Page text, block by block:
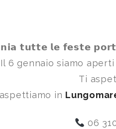
𝘁𝘂𝘁𝘁𝗲 𝗹𝗲 𝗳𝗲𝘀𝘁𝗲
Il 6 gennaio siamo
Ti
in
06